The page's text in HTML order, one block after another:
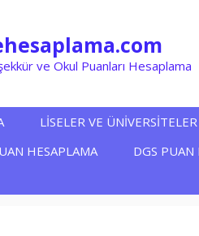
ve Okul Puanları Hesaplama
LİSELER VE ÜNİVERSİTELER
HESAPLAMA
DGS PUAN